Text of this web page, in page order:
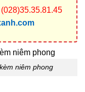
niêm phong